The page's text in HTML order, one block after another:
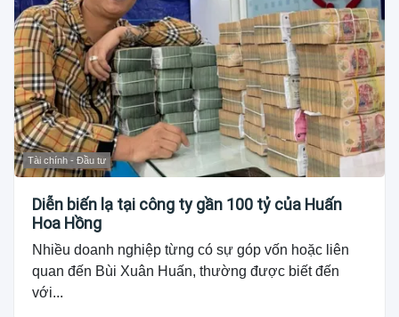
Tài chính - Đầu tư
Diễn biến lạ tại công ty gần 100 tỷ của Huấn
Hoa Hồng
Nhiều doanh nghiệp từng có sự góp vốn hoặc liên
quan đến Bùi Xuân Huấn, thường được biết đến
với...